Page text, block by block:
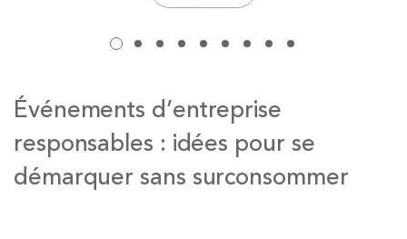
Événements d’entreprise
responsables : idées pour se
démarquer sans surconsommer